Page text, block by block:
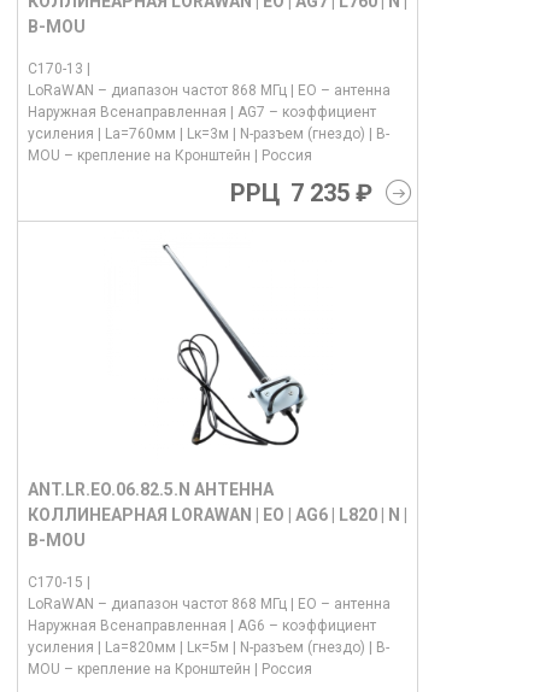
B-MOU
РРЦ 7 235 ₽
C170-13 |
LoRaWAN – диапазон частот 868 МГц | EO – антенна
Наружная Всенаправленная | AG7 – коэффициент
усиления | La=760мм | Lк=3м | N-разъем (гнездо) | B-
MOU – крепление на Кронштейн | Россия
ANT.LR.EO.06.82.5.N АНТЕННА
КОЛЛИНЕАРНАЯ LORAWAN | EO | AG6 | L820 | N |
B-MOU
C170-15 |
LoRaWAN – диапазон частот 868 МГц | EO – антенна
Наружная Всенаправленная | AG6 – коэффициент
усиления | La=820мм | Lк=5м | N-разъем (гнездо) | B-
MOU – крепление на Кронштейн | Россия